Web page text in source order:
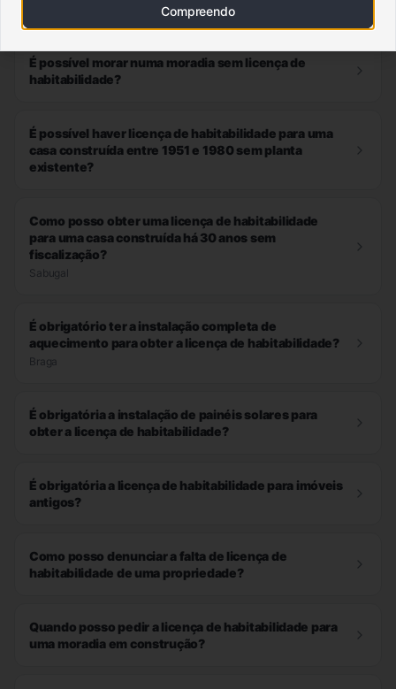
habitabilidade numa moradia?
É possível morar numa moradia sem licença de
habitabilidade?
É possível haver licença de habitabilidade para uma
casa construída entre 1951 e 1980 sem planta
existente?
Como posso obter uma licença de habitabilidade
para uma casa construída há 30 anos sem
fiscalização?
Sabugal
É obrigatório ter a instalação completa de
aquecimento para obter a licença de habitabilidade?
Braga
É obrigatória a instalação de painéis solares para
obter a licença de habitabilidade?
É obrigatória a licença de habitabilidade para imóveis
antigos?
Como posso denunciar a falta de licença de
habitabilidade de uma propriedade?
Quando posso pedir a licença de habitabilidade para
uma moradia em construção?
Compreendo